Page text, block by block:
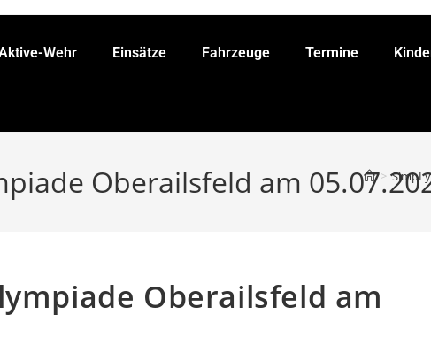
Wehr Einsätze Fahrzeuge Termine
Oberailsfeld am >
Oberailsfeld am